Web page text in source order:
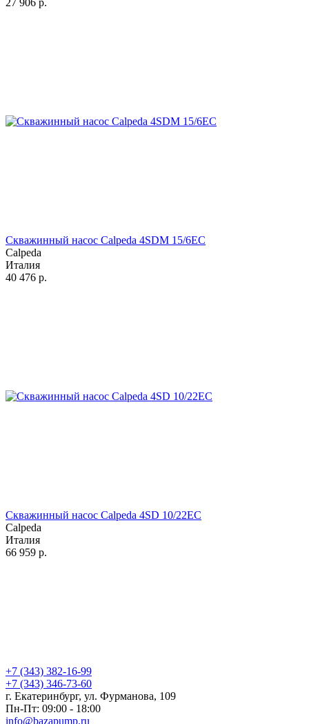
Скважинный насос Calpeda 4SDM 15/6EC
Calpeda
Италия
40 476 р.
Скважинный насос Calpeda 4SD 10/22EC
Calpeda
Италия
66 959 р.
+7 (343) 382-16-99
+7 (343) 346-73-‬60
г. Екатеринбург, ул. Фурманова, 109
Пн-Пт: 09:00 - 18:00
info@bazapump.ru